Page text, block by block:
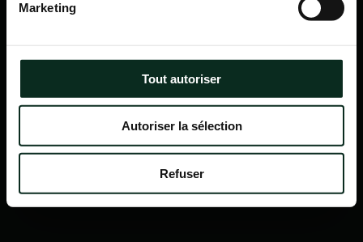
Marketing
Tout autoriser
Autoriser la sélection
Refuser
Itinéraire
Navigation
Qui sommes-nous ?
Notre catalogue
Nos métiers